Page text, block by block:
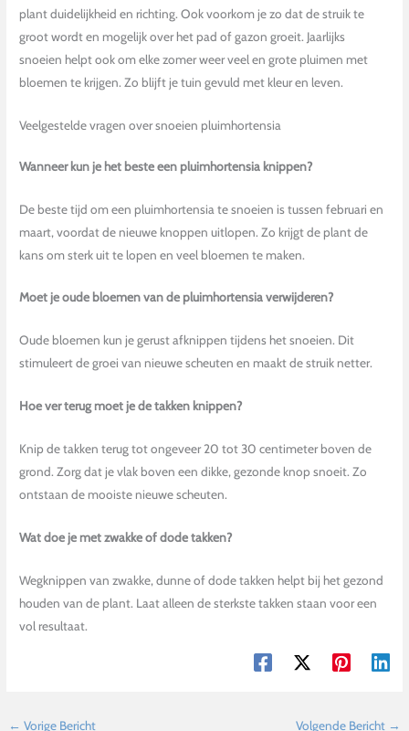
plant duidelijkheid en richting. Ook voorkom je zo dat de struik te
groot wordt en mogelijk over het pad of gazon groeit. Jaarlijks
snoeien helpt ook om elke zomer weer veel en grote pluimen met
bloemen te krijgen. Zo blijft je tuin gevuld met kleur en leven.
Veelgestelde vragen over snoeien pluimhortensia
Wanneer kun je het beste een pluimhortensia knippen?
De beste tijd om een pluimhortensia te snoeien is tussen februari en
maart, voordat de nieuwe knoppen uitlopen. Zo krijgt de plant de
kans om sterk uit te lopen en veel bloemen te maken.
Moet je oude bloemen van de pluimhortensia verwijderen?
Oude bloemen kun je gerust afknippen tijdens het snoeien. Dit
stimuleert de groei van nieuwe scheuten en maakt de struik netter.
Hoe ver terug moet je de takken knippen?
Knip de takken terug tot ongeveer 20 tot 30 centimeter boven de
grond. Zorg dat je vlak boven een dikke, gezonde knop snoeit. Zo
ontstaan de mooiste nieuwe scheuten.
Wat doe je met zwakke of dode takken?
Wegknippen van zwakke, dunne of dode takken helpt bij het gezond
houden van de plant. Laat alleen de sterkste takken staan voor een
vol resultaat.
← Vorige Bericht Volgende Bericht →